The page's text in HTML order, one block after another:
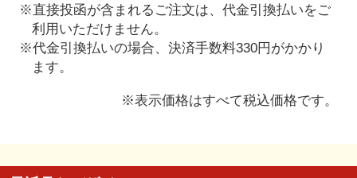
※直接投函が含まれるご注文は、代金引換払いをご
利用いただけません。
※代金引換払いの場合、決済手数料330円がかかり
ます。
※表示価格はすべて税込価格です。